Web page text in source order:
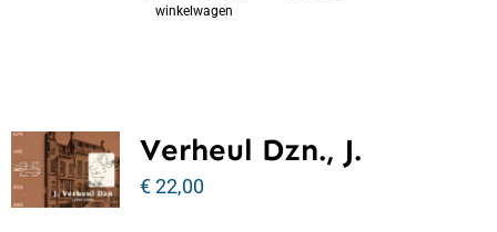
winkelwagen
Verheul Dzn., J.
€22,00